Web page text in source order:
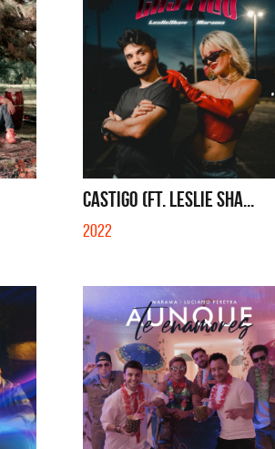
CASTIGO (FT. LESLIE SHA...
2022